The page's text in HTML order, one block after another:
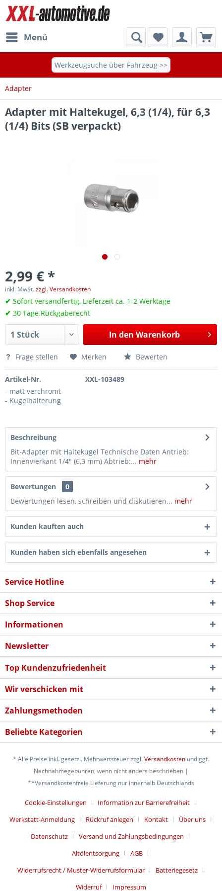
Menü
Werkzeugsuche über Fahrzeug >>
Adapter
Adapter mit Haltekugel, 6,3 (1/4), für 6,3
(1/4) Bits (SB verpackt)
2,99 € *
inkl. MwSt.zzgl. Versandkosten
✔ Sofort versandfertig, Lieferzeit ca. 1-2 Werktage
✔ 30 Tage Rückgaberecht
In den Warenkorb
Frage stellen Merken Bewerten
Artikel-Nr.
XXL-103489
- matt verchromt
- Kugelhalterung
Beschreibung
Bit-Adapter mit Haltekugel Technische Daten Antrieb:
Innenvierkant 1/4" (6,3 mm) Abtrieb:... mehr
Bewertungen
0
Bewertungen lesen, schreiben und diskutieren... mehr
Kunden kauften auch
Kunden haben sich ebenfalls angesehen
Service Hotline
Shop Service
Informationen
Newsletter
Top Kundenzufriedenheit
Wir verschicken mit
Zahlungsmethoden
Beliebte Kategorien
* Alle Preise inkl. gesetzl. Mehrwertsteuer zzgl.Versandkosten und ggf.
Nachnahmegebühren, wenn nicht anders beschrieben |
**Versandkostenfreie Lieferung nur innerhalb Deutschlands
Cookie-Einstellungen
Information zur Barrierefreiheit
Werkstatt-Anmeldung
Rückruf anlegen Kontakt
Über uns
Datenschutz
Versand und Zahlungsbedingungen
Altölentsorgung
AGB
Widerrufsrecht / Muster-Widerrufsformular
Batteriegesetz
Widerruf
Impressum